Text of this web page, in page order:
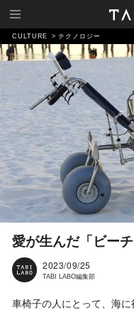
CULTURE テクノロジー
愛が生んだ「ビー
2023/09/25
TABI LABO編集部
車椅子の人にとって、海に